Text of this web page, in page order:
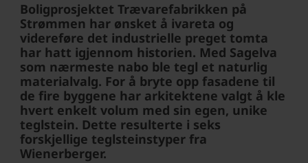
Boligprosjektet Trævarefabrikken på
Strømmen har ønsket å ivareta og
videreføre det industrielle preget tomta
har hatt igjennom historien. Med Sagelva
som nærmeste nabo ble tegl et naturlig
materialvalg. For å bryte opp fasadene til
de fire byggene har arkitektene valgt å kle
hvert enkelt volum med sin egen, unike
teglstein. Dette resulterte i seks
forskjellige teglsteinstyper fra
Wienerberger.